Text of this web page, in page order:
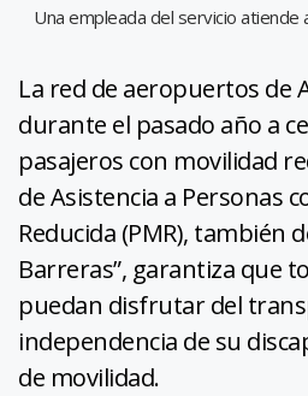
Una empleada del servicio atiende
La red de aeropuertos de
durante el pasado año a
pasajeros con movilidad
de Asistencia a Personas
Reducida (PMR), también
Barreras”, garantiza que
puedan disfrutar del
independencia de su
de movilidad.